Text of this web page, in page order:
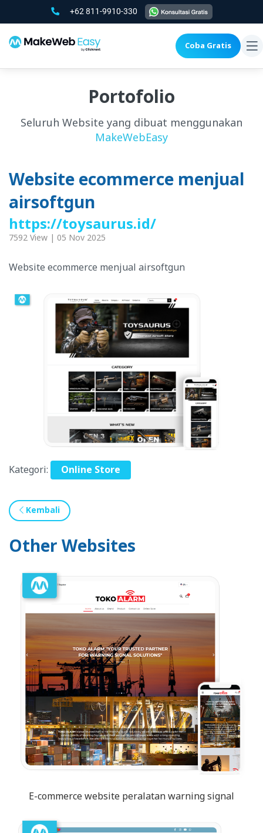
+62 811-9910-330
Coba Gratis
Portofolio
Seluruh Website yang dibuat menggunakan
MakeWebEasy
Website ecommerce menjual
airsoftgun
https://toysaurus.id/
7592 View | 05 Nov 2025
Website ecommerce menjual airsoftgun
Kategori: Online Store
Kembali
Other Websites
E-commerce website peralatan warning signal